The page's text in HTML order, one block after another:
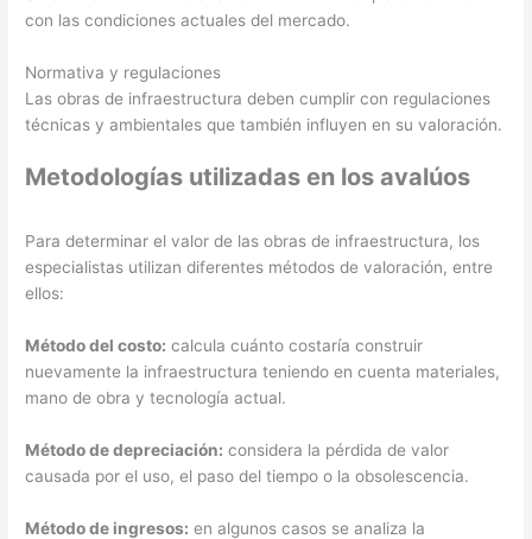
con las condiciones actuales del mercado.
Normativa y regulaciones
Las obras de infraestructura deben cumplir con regulaciones
técnicas y ambientales que también influyen en su valoración.
Metodologías utilizadas en los avalúos
Para determinar el valor de las obras de infraestructura, los
especialistas utilizan diferentes métodos de valoración, entre
ellos:
Método del costo: calcula cuánto costaría construir
nuevamente la infraestructura teniendo en cuenta materiales,
mano de obra y tecnología actual.
Método de depreciación: considera la pérdida de valor
causada por el uso, el paso del tiempo o la obsolescencia.
Método de ingresos: en algunos casos se analiza la